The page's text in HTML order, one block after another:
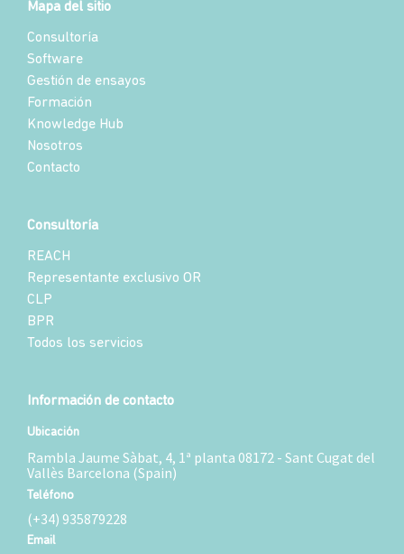
Mapa del sitio
Consultoría
Software
Gestión de ensayos
Formación
Knowledge Hub
Nosotros
Contacto
Consultoría
REACH
Representante exclusivo OR
CLP
BPR
Todos los servicios
Información de contacto
Ubicación
Rambla Jaume Sàbat, 4, 1ª planta 08172 - Sant Cugat del
Vallès Barcelona (Spain)
Teléfono
(+34) 935879228
Email